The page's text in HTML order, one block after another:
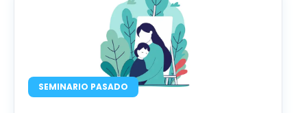
SEMINARIO PASADO